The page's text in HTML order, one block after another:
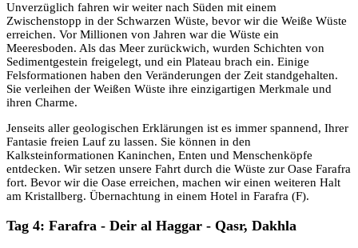
Unverzüglich fahren wir weiter nach Süden mit einem
Zwischenstopp in der Schwarzen Wüste, bevor wir die Weiße Wüste
erreichen. Vor Millionen von Jahren war die Wüste ein
Meeresboden. Als das Meer zurückwich, wurden Schichten von
Sedimentgestein freigelegt, und ein Plateau brach ein. Einige
Felsformationen haben den Veränderungen der Zeit standgehalten.
Sie verleihen der Weißen Wüste ihre einzigartigen Merkmale und
ihren Charme.
Jenseits aller geologischen Erklärungen ist es immer spannend, Ihrer
Fantasie freien Lauf zu lassen. Sie können in den
Kalksteinformationen Kaninchen, Enten und Menschenköpfe
entdecken. Wir setzen unsere Fahrt durch die Wüste zur Oase Farafra
fort. Bevor wir die Oase erreichen, machen wir einen weiteren Halt
am Kristallberg. Übernachtung in einem Hotel in Farafra (F).
Tag 4: Farafra - Deir al Haggar - Qasr, Dakhla